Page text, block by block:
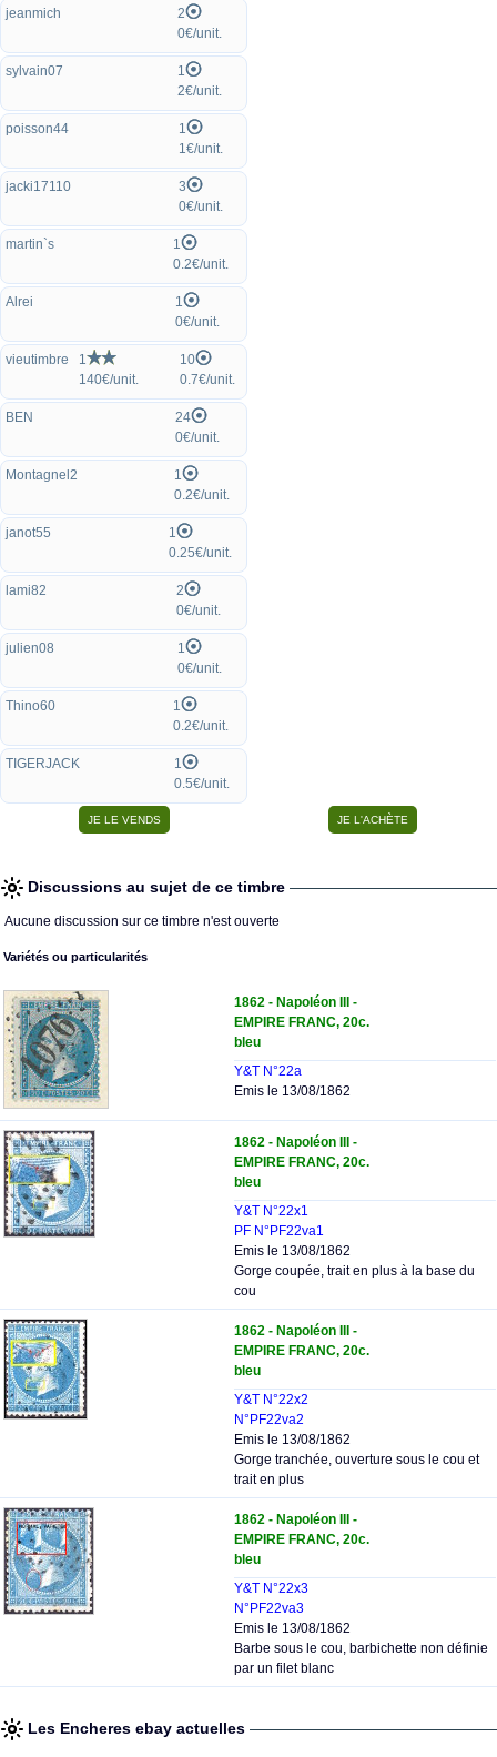
jeanmich
2
0€/unit.
sylvain07
1
2€/unit.
poisson44
1
1€/unit.
jacki17110
3
0€/unit.
martin`s
1
0.2€/unit.
Alrei
1
0€/unit.
vieutimbre
1
140€/unit.
10
0.7€/unit.
BEN
24
0€/unit.
Montagnel2
1
0.2€/unit.
janot55
1
0.25€/unit.
lami82
2
0€/unit.
julien08
1
0€/unit.
Thino60
1
0.2€/unit.
TIGERJACK
1
0.5€/unit.
Discussions au sujet de ce timbre
Aucune discussion sur ce timbre n'est ouverte
Variétés ou particularités
1862 - Napoléon III -
EMPIRE FRANC, 20c.
bleu
Y&T N°22a
Emis le 13/08/1862
1862 - Napoléon III -
EMPIRE FRANC, 20c.
bleu
Y&T N°22x1
PF N°PF22va1
Emis le 13/08/1862
Gorge coupée, trait en plus à la base du
cou
1862 - Napoléon III -
EMPIRE FRANC, 20c.
bleu
Y&T N°22x2
N°PF22va2
Emis le 13/08/1862
Gorge tranchée, ouverture sous le cou et
trait en plus
1862 - Napoléon III -
EMPIRE FRANC, 20c.
bleu
Y&T N°22x3
N°PF22va3
Emis le 13/08/1862
Barbe sous le cou, barbichette non définie
par un filet blanc
Les Encheres ebay actuelles